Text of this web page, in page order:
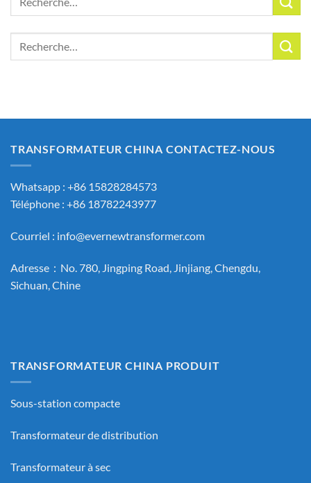
TRANSFORMATEUR CHINA CONTACTEZ-NOUS
Whatsapp : +86 15828284573
Téléphone : +86 18782243977
Courriel : info@evernewtransformer.com
Adresse：No. 780, Jingping Road, Jinjiang, Chengdu,
Sichuan, Chine
TRANSFORMATEUR CHINA PRODUIT
Sous-station compacte
Transformateur de distribution
Transformateur à sec